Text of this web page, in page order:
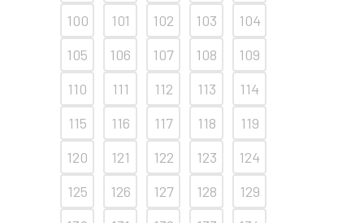
100
101 102 103
104
105
106 107 108
109
110
111 112 113
114
115
116 117 118
119
120
121 122 123
124
125
126 127 128
129